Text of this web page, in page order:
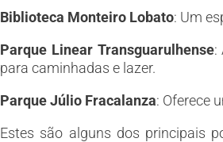
Biblioteca Monteiro Lobato: Um
Parque Linear Transguarulhense:
para caminhadas e lazer.
Parque Júlio Fracalanza: Oferece
Estes são alguns dos principais